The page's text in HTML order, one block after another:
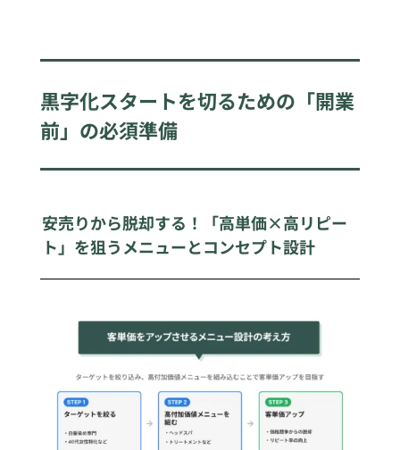
黒字化スタートを切るための「開業
前」の必須準備
安売りから脱却する！「高単価×高リピー
ト」を狙うメニューとコンセプト設計